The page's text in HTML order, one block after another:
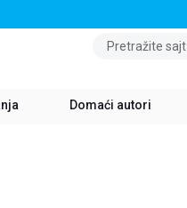
PREKO 3500 RSD
Pretražite sajt
Domaći autori